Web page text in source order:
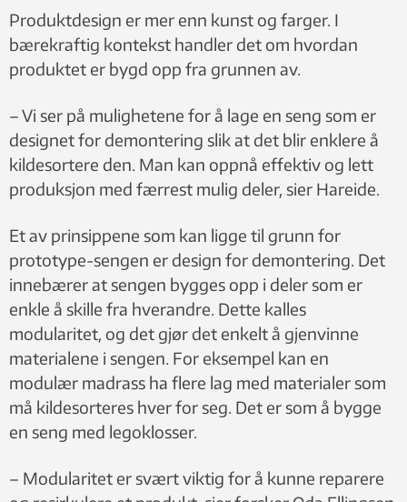
Produktdesign er mer enn kunst og farger. I
bærekraftig kontekst handler det om hvordan
produktet er bygd opp fra grunnen av.
– Vi ser på mulighetene for å lage en seng som er
designet for demontering slik at det blir enklere å
kildesortere den. Man kan oppnå effektiv og lett
produksjon med færrest mulig deler, sier Hareide.
Et av prinsippene som kan ligge til grunn for
prototype-sengen er design for demontering. Det
innebærer at sengen bygges opp i deler som er
enkle å skille fra hverandre. Dette kalles
modularitet, og det gjør det enkelt å gjenvinne
materialene i sengen. For eksempel kan en
modulær madrass ha flere lag med materialer som
må kildesorteres hver for seg. Det er som å bygge
en seng med legoklosser.
– Modularitet er svært viktig for å kunne reparere